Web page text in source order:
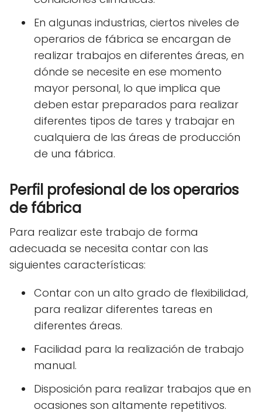
En algunas industrias, ciertos niveles de
operarios de fábrica se encargan de
realizar trabajos en diferentes áreas, en
dónde se necesite en ese momento
mayor personal, lo que implica que
deben estar preparados para realizar
diferentes tipos de tares y trabajar en
cualquiera de las áreas de producción
de una fábrica.
Perfil profesional de los operarios
de fábrica
Para realizar este trabajo de forma
adecuada se necesita contar con las
siguientes características:
Contar con un alto grado de flexibilidad,
para realizar diferentes tareas en
diferentes áreas.
Facilidad para la realización de trabajo
manual.
Disposición para realizar trabajos que en
ocasiones son altamente repetitivos.